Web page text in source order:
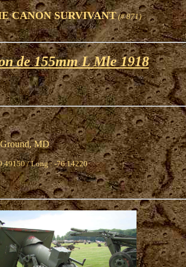
CANON SURVIVANT(# 871)
de 155mm L Mle 1918
MD
/ Long : -76.14220